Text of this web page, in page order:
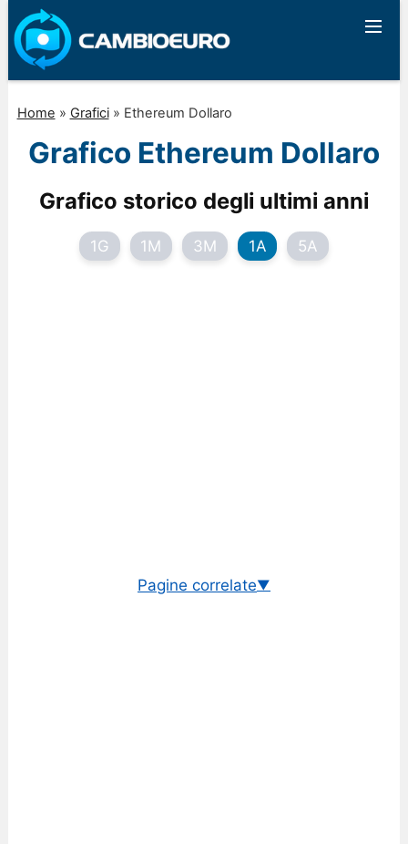
Home » Grafici» Ethereum Dollaro
Grafico Ethereum Dollaro
Grafico storico degli ultimi anni
1G 1M 3M 1A 5A
Pagine correlate▼